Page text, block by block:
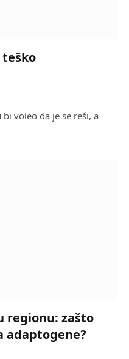
teško
voleo da je se reši, a
regionu: zašto
adaptogene?